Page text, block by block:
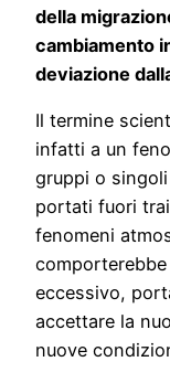
della
cambiamento
deviazione
Il termine
infatti a un
gruppi o
portati fuori
fenomeni
eccessivo,
accettare la
nuove